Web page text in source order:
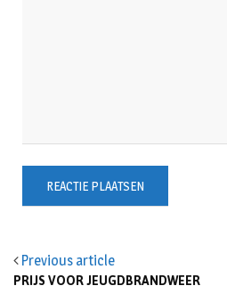
Previous article
PRIJS VOOR JEUGDBRANDWEER